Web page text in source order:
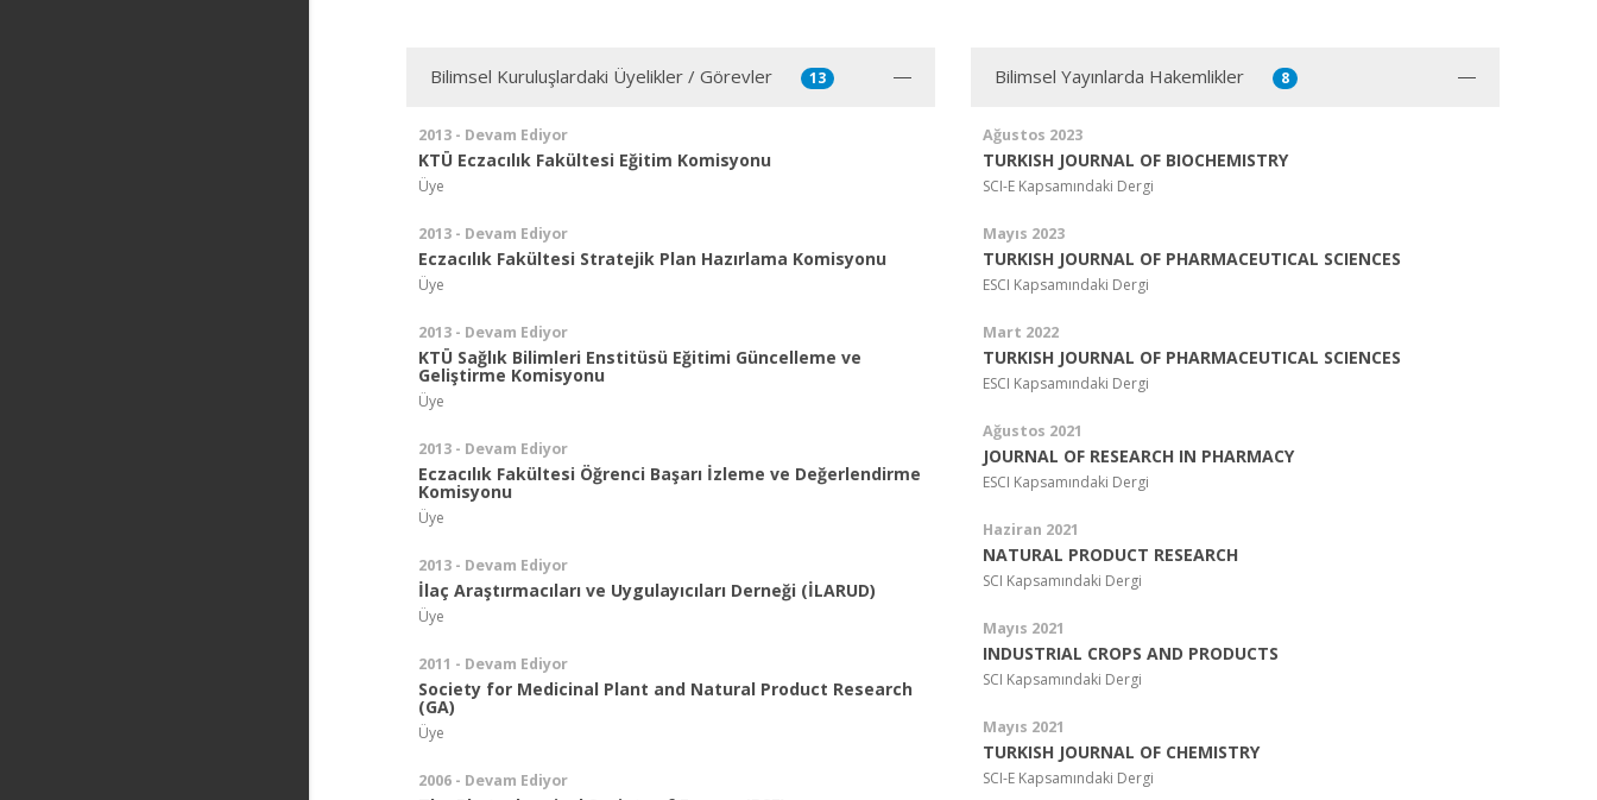
Bilimsel Kuruluşlardaki Üyelikler / Görevler 13
2013 - Devam Ediyor
KTÜ Eczacılık Fakültesi Eğitim Komisyonu
Üye
2013 - Devam Ediyor
Eczacılık Fakültesi Stratejik Plan Hazırlama Komisyonu
Üye
2013 - Devam Ediyor
KTÜ Sağlık Bilimleri Enstitüsü Eğitimi Güncelleme ve
Geliştirme Komisyonu
Üye
2013 - Devam Ediyor
Eczacılık Fakültesi Öğrenci Başarı İzleme ve Değerlendirme
Komisyonu
Üye
2013 - Devam Ediyor
İlaç Araştırmacıları ve Uygulayıcıları Derneği (İLARUD)
Üye
2011 - Devam Ediyor
Society for Medicinal Plant and Natural Product Research
(GA)
Üye
2006 - Devam Ediyor
Bilimsel Yayınlarda Hakemlikler 8
Ağustos 2023
TURKISH JOURNAL OF BIOCHEMISTRY
SCI-E Kapsamındaki Dergi
Mayıs 2023
TURKISH JOURNAL OF PHARMACEUTICAL SCIENCES
ESCI Kapsamındaki Dergi
Mart 2022
TURKISH JOURNAL OF PHARMACEUTICAL SCIENCES
ESCI Kapsamındaki Dergi
Ağustos 2021
JOURNAL OF RESEARCH IN PHARMACY
ESCI Kapsamındaki Dergi
Haziran 2021
NATURAL PRODUCT RESEARCH
SCI Kapsamındaki Dergi
Mayıs 2021
INDUSTRIAL CROPS AND PRODUCTS
SCI Kapsamındaki Dergi
Mayıs 2021
TURKISH JOURNAL OF CHEMISTRY
SCI-E Kapsamındaki Dergi